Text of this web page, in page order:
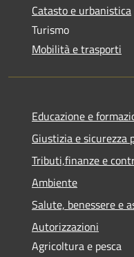
Catasto e urbanistica
Turismo
Mobilità e trasporti
Educazione e
Giustizia e sicurezza
Tributi,finanze e
Ambiente
Salute, benessere e
Autorizzazioni
Agricoltura e pesca